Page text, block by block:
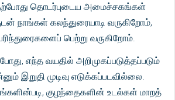
தற்போது தொடர்புடைய அமைச்சகங்கள்
நாங்கள் கலந்துரையாடி வருகிறோம்,
பெற்று வருகிறோம்.
​​எந்த வயதில் அறிமுகப்படுத்தப்படும்
இறுதி முடிவு எடுக்கப்படவில்லை.
குழந்தைகளின் உடல்கள் மாறத்